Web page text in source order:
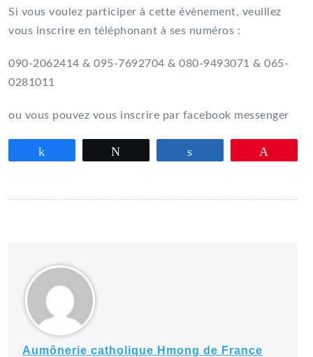
Si vous voulez participer à cette évènement, veuillez
vous inscrire en téléphonant à ses numéros :
090-2062414 & 095-7692704 & 080-9493071 & 065-
0281011
ou vous pouvez vous inscrire par facebook messenger
Aumônerie catholique Hmong de France